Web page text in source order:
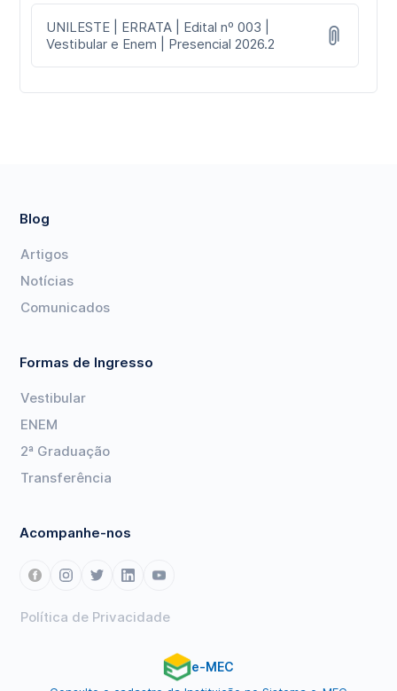
UNILESTE | ERRATA | Edital nº 003 |
Vestibular e Enem | Presencial 2026.2
Blog
Artigos
Notícias
Comunicados
Formas de Ingresso
Vestibular
ENEM
2ª Graduação
Transferência
Acompanhe-nos
Política de Privacidade
e-MEC